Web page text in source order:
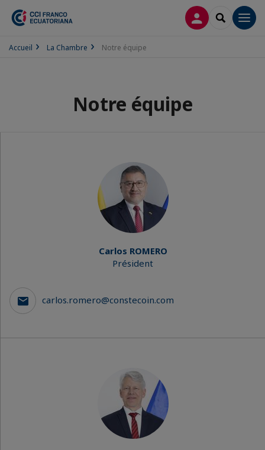
CONNEXION
Accueil La Chambre Notre équipe
Notre équipe
Carlos ROMERO
Président
carlos.romero@constecoin.com